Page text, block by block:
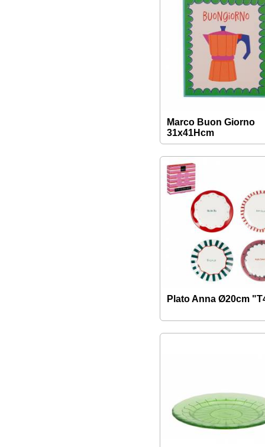
Marco Buon Giorno
31x41Hcm
Plato Anna Ø20cm